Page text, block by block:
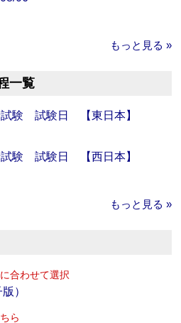
もっと見る »
一覧
験 試験日 【東日本】
験 試験日 【西日本】
もっと見る »
合わせて選択
）
ら